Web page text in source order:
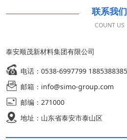
联系我们
COUNT US
泰安顺茂新材料集团有限公司
电话：0538-6997799
邮箱：info@simo-group.com
邮编：271000
地址：山东省泰安市泰山区